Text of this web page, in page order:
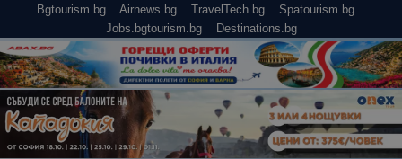
Bgtourism.bg Airnews.bg TravelTech.bg
Spatourism.bg
Jobs.bgtourism.bg
Destinations.bg